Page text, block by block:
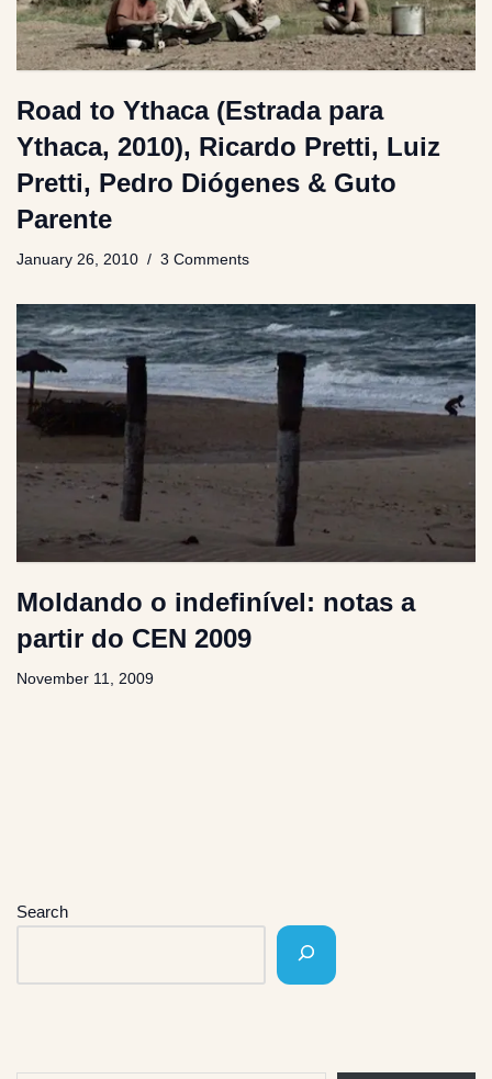
Road to Ythaca (Estrada para
Ythaca, 2010), Ricardo Pretti, Luiz
Pretti, Pedro Diógenes & Guto
Parente
January 26, 2010 3 Comments
Moldando o indefinível: notas a
partir do CEN 2009
November 11, 2009
Search